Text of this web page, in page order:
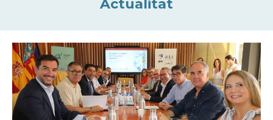
Actualitat